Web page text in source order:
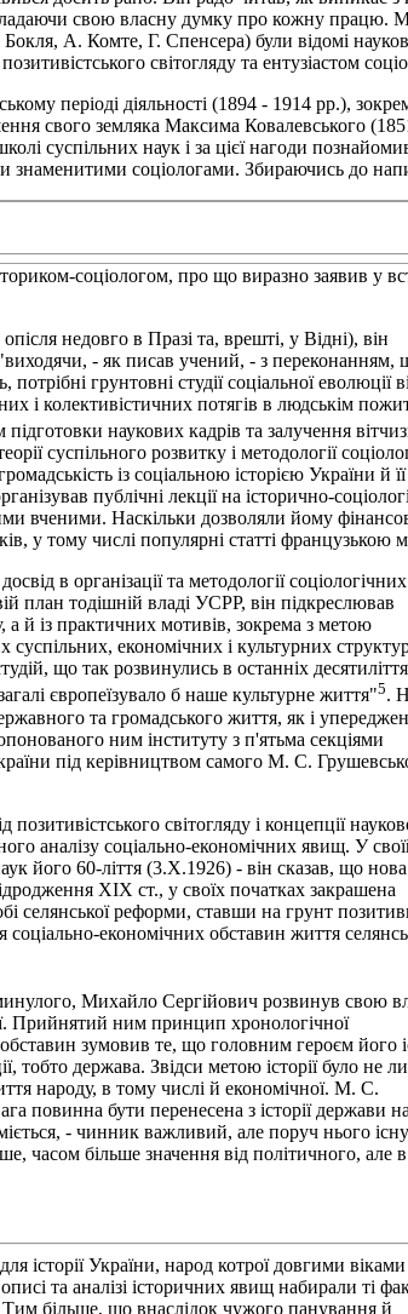
свою власну думку про кожну працю.
А. Комте, Г. Спенсера) були відомі
світогляду та ентузіастом
періоді діяльності (1894 - 1914 рр.),
свого земляка Максима Ковалевського
суспільних наук і за цієї нагоди
соціологами. Збираючись до
соціологом, про що виразно заявив у
недовго в Празі та, врешті, у Відні), він
"виходячи, - як писав учений, - з переконанням,
грунтовні студії соціальної еволюції
і колективістичних потягів в людськім
підготовки наукових кадрів та залучення
суспільного розвитку і методології
із соціальною історією України й її
публічні лекції на історично-
вченими. Наскільки дозволяли йому
у тому числі популярні статті французькою
в організації та методології соціологічних
план тодішній владі УСРР, він підкреслював
а й із практичних мотивів, зокрема з метою
економічних і культурних
що так розвинулись в останніх
європеїзувало б наше культурне життя"5.
та громадського життя, як і
ним інституту з п'ятьма секціями
під керівництвом самого М. С.
світогляду і концепції
аналізу соціально-економічних явищ. У
його 60-ліття (3.Х.1926) - він сказав, що нова
XIX ст., у своїх початках закрашена
селянської реформи, ставши на грунт
соціально-економічних обставин життя
Михайло Сергійович розвинув свою
Прийнятий ним принцип хронологічної
зумовив те, що головним героєм його
тобто держава. Звідси метою історії було не
народу, в тому числі й економічної. М. С.
повинна бути перенесена з історії держави на
- чинник важливий, але поруч нього
часом більше значення від політичного, але в
історії України, народ котрої довгими
та аналізі історичних явищ набирали ті
більше, що внаслідок чужого панування й